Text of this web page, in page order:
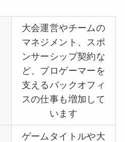
大会運営やチームの
マネジメント、スポ
ンサーシップ契約な
ど、プロゲーマーを
支えるバックオフィ
スの仕事も増加して
います
ゲームタイトルや大